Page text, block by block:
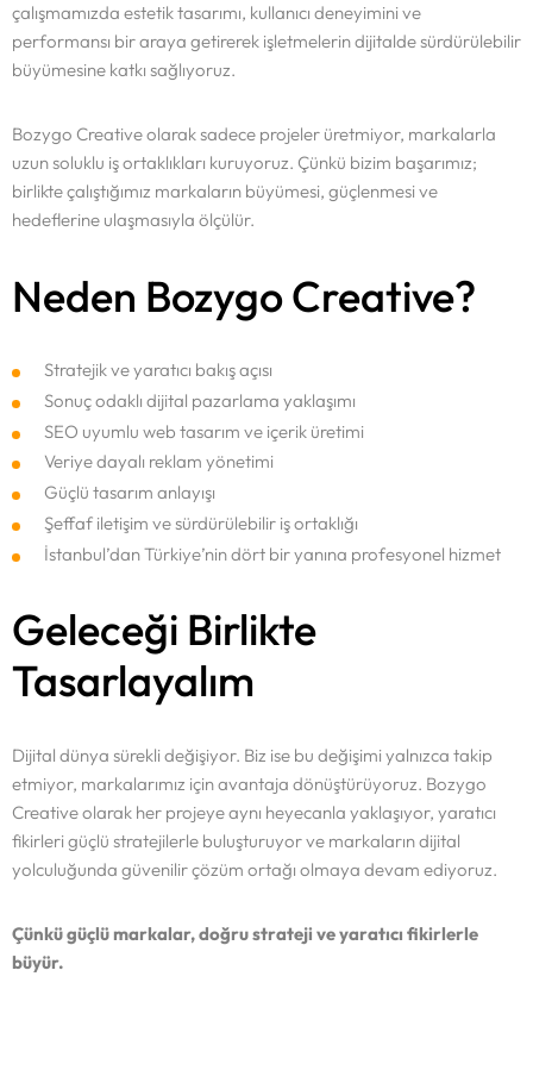
Portföy
SOSYAL MEDYA YÖNETIMI
DIJITAL PAZARLAMA
WEB TASARIM
ETICARET ÇÖZÜMLERI
Blog
İletişim
çalışmamızda estetik tasarımı, kullanıcı deneyimini ve
performansı bir araya getirerek işletmelerin dijitalde sürdürülebilir
büyümesine katkı sağlıyoruz.
Bozygo Creative olarak sadece projeler üretmiyor, markalarla
uzun soluklu iş ortaklıkları kuruyoruz. Çünkü bizim başarımız;
birlikte çalıştığımız markaların büyümesi, güçlenmesi ve
hedeflerine ulaşmasıyla ölçülür.
Neden Bozygo Creative?
Stratejik ve yaratıcı bakış açısı
Sonuç odaklı dijital pazarlama yaklaşımı
SEO uyumlu web tasarım ve içerik üretimi
Veriye dayalı reklam yönetimi
Güçlü tasarım anlayışı
Şeffaf iletişim ve sürdürülebilir iş ortaklığı
İstanbul’dan Türkiye’nin dört bir yanına profesyonel hizmet
Geleceği Birlikte
Tasarlayalım
Dijital dünya sürekli değişiyor. Biz ise bu değişimi yalnızca takip
etmiyor, markalarımız için avantaja dönüştürüyoruz. Bozygo
Creative olarak her projeye aynı heyecanla yaklaşıyor, yaratıcı
fikirleri güçlü stratejilerle buluşturuyor ve markaların dijital
yolculuğunda güvenilir çözüm ortağı olmaya devam ediyoruz.
Çünkü güçlü markalar, doğru strateji ve yaratıcı fikirlerle
büyür.